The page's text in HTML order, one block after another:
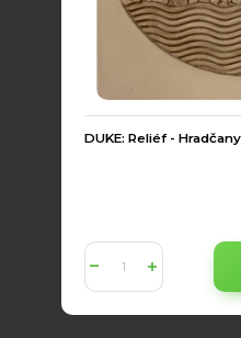
DUKE: Reliéf - Hradčany